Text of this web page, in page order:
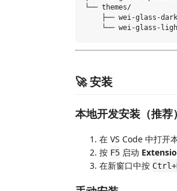
└── themes/
├── wei-glass-
🚀 安装
本地开发安装（推荐）
在 VS Code 中打开
按 F5 启动
在新窗口中按